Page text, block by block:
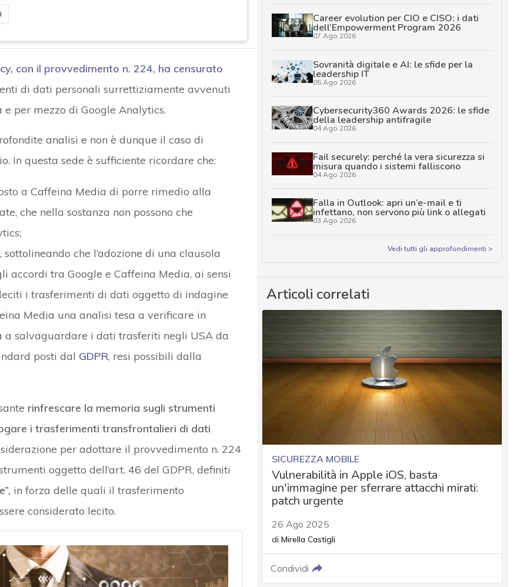
con il provvedimento n. 224, ha censurato
di dati personali surrettiziamente avvenuti
per mezzo di Google Analytics.
analisi e non è dunque il caso di
In questa sede è sufficiente ricordare che:
a Caffeina Media di porre rimedio alla
che nella sostanza non possono che
che l’adozione di una clausola
accordi tra Google e Caffeina Media, ai sensi
i trasferimenti di dati oggetto di indagine
Media una analisi tesa a verificare in
a salvaguardare i dati trasferiti negli USA da
posti dal GDPR, resi possibili dalla
rinfrescare la memoria sugli strumenti
i trasferimenti transfrontalieri di dati
per adottare il provvedimento n. 224
oggetto dell’art. 46 del GDPR, definiti
in forza delle quali il trasferimento
considerato lecito.
Career evolution per CIO e CISO: i dati
dell’Empowerment Program 2026
07 Ago 2026
Sovranità digitale e AI: le sfide per la
leadership IT
05 Ago 2026
Cybersecurity360 Awards 2026: le sfide
della leadership antifragile
04 Ago 2026
Fail securely: perché la vera sicurezza si
misura quando i sistemi falliscono
04 Ago 2026
Falla in Outlook: apri un’e-mail e ti
infettano, non servono più link o allegati
03 Ago 2026
Vedi tutti gli approfondimenti >
Articoli correlati
SICUREZZA MOBILE
Vulnerabilità in Apple iOS, basta
un'immagine per sferrare attacchi mirati:
patch urgente
26 Ago 2025
di Mirella Castigli
Condividi